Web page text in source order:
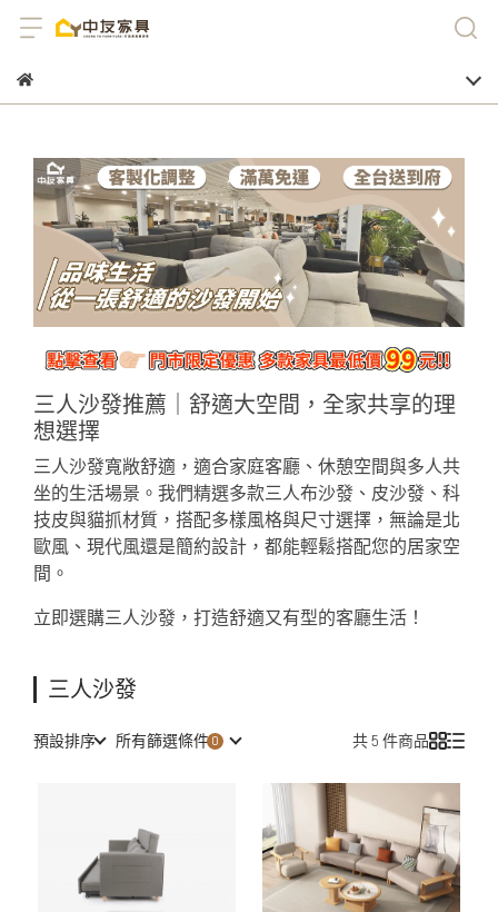
三人沙發推薦｜舒適大空間，全家共享的理
想選擇
三人沙發寬敞舒適，適合家庭客廳、休憩空間與多人共
坐的生活場景。我們精選多款三人布沙發、皮沙發、科
技皮與貓抓材質，搭配多樣風格與尺寸選擇，無論是北
歐風、現代風還是簡約設計，都能輕鬆搭配您的居家空
間。
立即選購三人沙發，打造舒適又有型的客廳生活！
三人沙發
預設排序 所有篩選條件 共 5 件商品